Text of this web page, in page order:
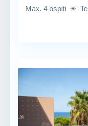
Max. 4 ospiti ☀